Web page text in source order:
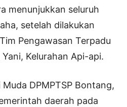
menunjukkan seluruh
setelah dilakukan
Pengawasan Terpadu
Kelurahan Api-api.
DPMPTSP Bontang,
daerah pada